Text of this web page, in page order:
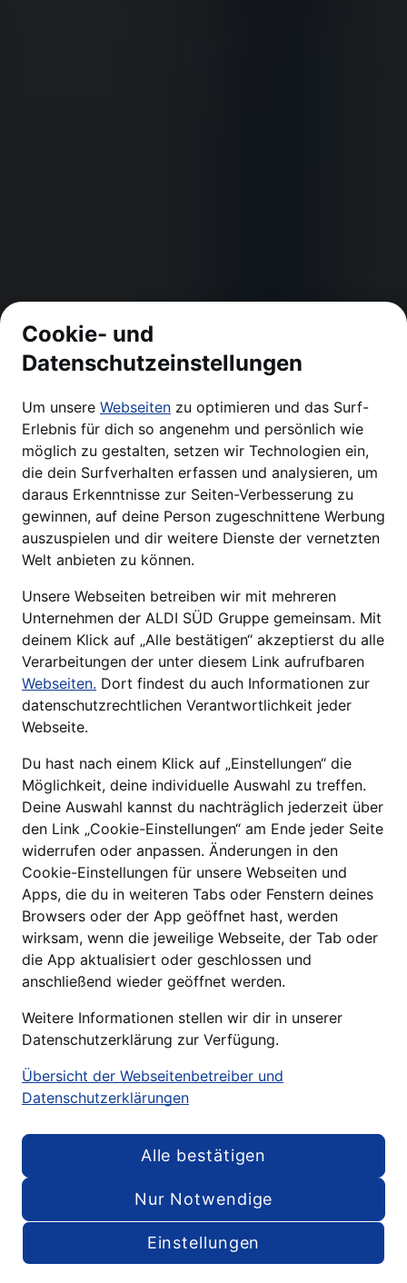
Menu
WILLKOMMEN
We drive digital value
offer great quality at the
lowest price.
Cookie- und
Datenschutzeinstellungen
Um unsere Webseiten zu optimieren und das Surf-
Erlebnis für dich so angenehm und persönlich wie
möglich zu gestalten, setzen wir Technologien ein,
die dein Surfverhalten erfassen und analysieren, um
daraus Erkenntnisse zur Seiten-Verbesserung zu
gewinnen, auf deine Person zugeschnittene Werbung
auszuspielen und dir weitere Dienste der vernetzten
Welt anbieten zu können.
Unsere Webseiten betreiben wir mit mehreren
Unternehmen der ALDI SÜD Gruppe gemeinsam. Mit
deinem Klick auf „Alle bestätigen“ akzeptierst du alle
Verarbeitungen der unter diesem Link aufrufbaren
Webseiten. Dort findest du auch Informationen zur
datenschutzrechtlichen Verantwortlichkeit jeder
Webseite.
Du hast nach einem Klick auf „Einstellungen“ die
Möglichkeit, deine individuelle Auswahl zu treffen.
Deine Auswahl kannst du nachträglich jederzeit über
den Link „Cookie-Einstellungen“ am Ende jeder Seite
widerrufen oder anpassen. Änderungen in den
Cookie-Einstellungen für unsere Webseiten und
Apps, die du in weiteren Tabs oder Fenstern deines
Browsers oder der App geöffnet hast, werden
wirksam, wenn die jeweilige Webseite, der Tab oder
die App aktualisiert oder geschlossen und
anschließend wieder geöffnet werden.
Weitere Informationen stellen wir dir in unserer
Datenschutzerklärung zur Verfügung.
Übersicht der Webseitenbetreiber und
Datenschutzerklärungen
Einstellungen
Nur Notwendige
Alle bestätigen